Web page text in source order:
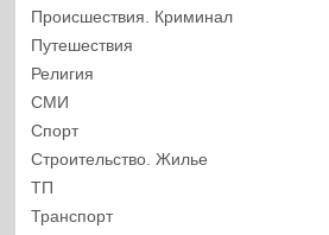
Происшествия. Криминал
Путешествия
Религия
СМИ
Спорт
Строительство. Жилье
ТП
Транспорт